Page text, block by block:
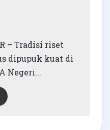
– Tradisi riset
dipupuk kuat di
Negeri...